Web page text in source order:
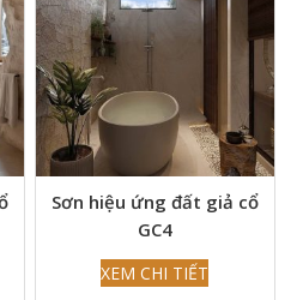
Sơn hiệu ứng đất giả cổ
GC4
XEM CHI TIẾT